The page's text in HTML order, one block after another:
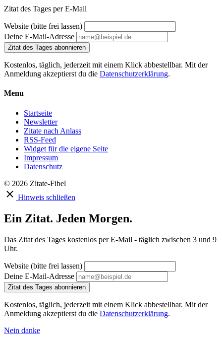
Zitat des Tages per E-Mail
Website (bitte frei lassen)
Deine E-Mail-Adresse
Zitat des Tages abonnieren
Kostenlos, täglich, jederzeit mit einem Klick abbestellbar. Mit der
Anmeldung akzeptierst du die Datenschutzerklärung.
Menu
Startseite
Newsletter
Zitate nach Anlass
RSS-Feed
Widget für die eigene Seite
Impressum
Datenschutz
© 2026 Zitate-Fibel
Hinweis schließen
Ein Zitat. Jeden Morgen.
Das Zitat des Tages kostenlos per E-Mail - täglich zwischen 3 und 9
Uhr.
Website (bitte frei lassen)
Deine E-Mail-Adresse
Zitat des Tages abonnieren
Kostenlos, täglich, jederzeit mit einem Klick abbestellbar. Mit der
Anmeldung akzeptierst du die Datenschutzerklärung.
Nein danke